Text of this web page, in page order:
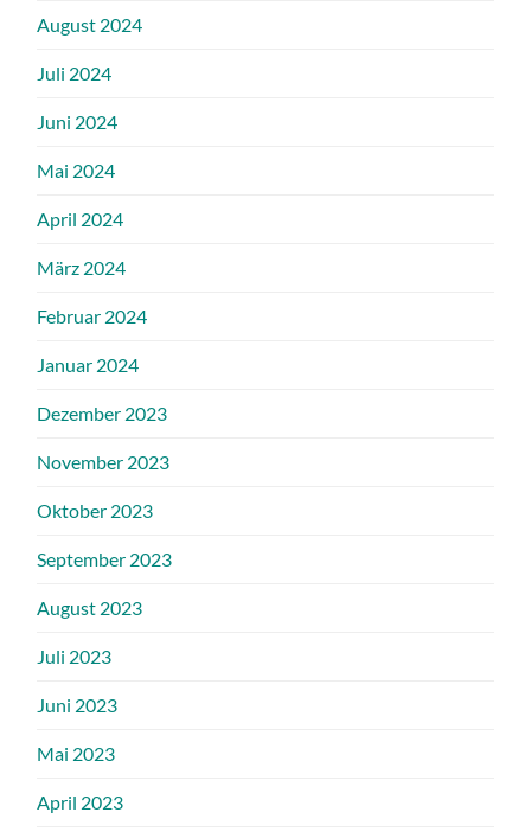
August 2024
Juli 2024
Juni 2024
Mai 2024
April 2024
März 2024
Februar 2024
Januar 2024
Dezember 2023
November 2023
Oktober 2023
September 2023
August 2023
Juli 2023
Juni 2023
Mai 2023
April 2023